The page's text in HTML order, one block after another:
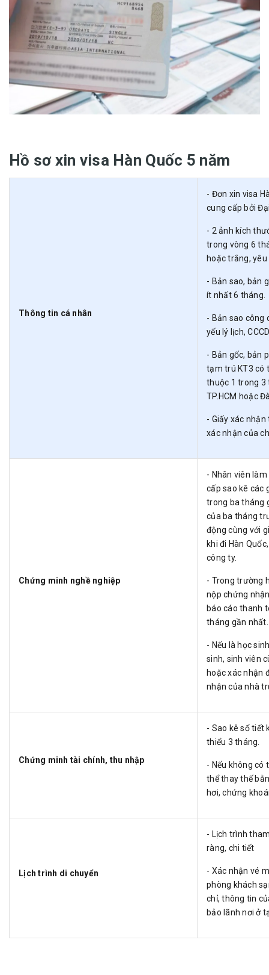
Hồ sơ xin visa Hàn Quốc 5 năm
Thông tin cá nhân
- Đơn xin visa
cung cấp bởi
- 2 ảnh kích
trong vòng 6
hoặc trắng,
- Bản sao, bản
ít nhất 6 tháng.
- Bản sao công
yếu lý lịch,
- Bản gốc, bản
tạm trú KT3 có
thuộc 1 trong 3
TP.HCM hoặc
- Giấy xác
xác nhận của
Chứng minh nghề nghiệp
- Nhân viên
cấp sao kê các
trong ba tháng
của ba tháng
động cùng với
khi đi Hàn
công ty.
- Trong trường
nộp chứng
báo cáo thanh
tháng gần nhất.
- Nếu là học
sinh, sinh viên
hoặc xác nhận
nhận của nhà
Chứng minh tài chính, thu nhập
- Sao kê sổ tiết
thiểu 3 tháng.
- Nếu không có
thể thay thế
hơi, chứng
Lịch trình di chuyển
- Lịch trình
ràng, chi tiết
- Xác nhận vé
phòng khách
chỉ, thông tin
bảo lãnh nơi ở